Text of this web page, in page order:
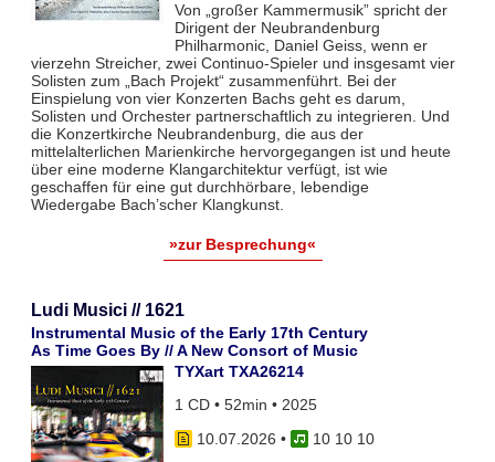
Von „großer Kammermusik” spricht der
Dirigent der Neubrandenburg
Philharmonic, Daniel Geiss, wenn er
vierzehn Streicher, zwei Continuo-Spieler und insgesamt vier
Solisten zum „Bach Projekt“ zusammenführt. Bei der
Einspielung von vier Konzerten Bachs geht es darum,
Solisten und Orchester partnerschaftlich zu integrieren. Und
die Konzertkirche Neubrandenburg, die aus der
mittelalterlichen Marienkirche hervorgegangen ist und heute
über eine moderne Klangarchitektur verfügt, ist wie
geschaffen für eine gut durchhörbare, lebendige
Wiedergabe Bach’scher Klangkunst.
»zur Besprechung«
Ludi Musici // 1621
Instrumental Music of the Early 17th Century
As Time Goes By // A New Consort of Music
TYXart TXA26214
1 CD • 52min • 2025
10.07.2026 •
10 10 10